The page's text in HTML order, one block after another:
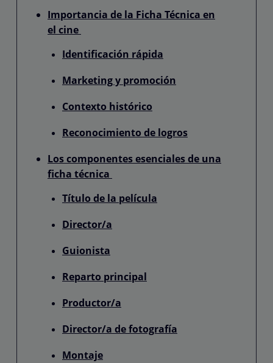
Importancia de la Ficha Técnica en
el cine
Identificación rápida
Marketing y promoción
Contexto histórico
Reconocimiento de logros
Los componentes esenciales de una
ficha técnica
Título de la película
Director/a
Guionista
Reparto principal
Productor/a
Director/a de fotografía
Montaje